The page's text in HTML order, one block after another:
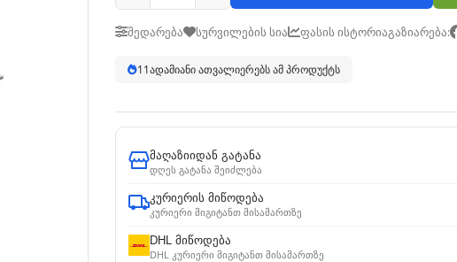
შედარება სურვილების სია ფასის ისტორიაგაზიარება:
12ადამიანი ათვალიერებს ამ პროდუქტს
მაღაზიიდან გატანა
დღეს გატანა შეიძლება
კურიერის მიწოდება
კურიერი მიგიტანთ მისამართზე
DHL მიწოდება
DHL კურიერი მიგიტანთ მისამართზე